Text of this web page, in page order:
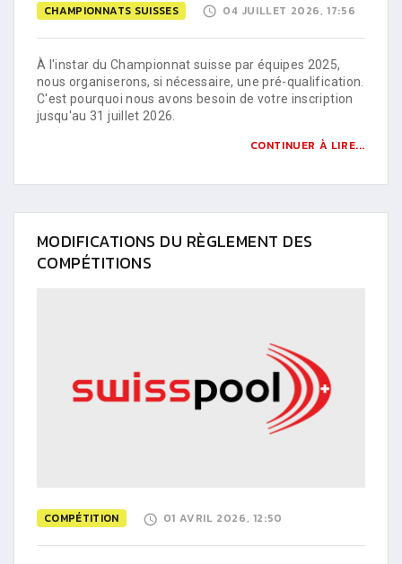
CHAMPIONNATS SUISSES 04 JUILLET 2026, 17:56
À l'instar du Championnat suisse par équipes 2025,
nous organiserons, si nécessaire, une pré-qualification.
C'est pourquoi nous avons besoin de votre inscription
jusqu'au 31 juillet 2026.
CONTINUER À LIRE...
MODIFICATIONS DU RÈGLEMENT DES
COMPÉTITIONS
COMPÉTITION 01 AVRIL 2026, 12:50